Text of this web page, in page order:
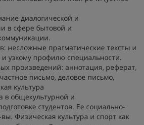
диалогической и
в сфере бытовой и
несложные прагматические тексты и
узкому профилю специальности.
произведений: аннотация, реферат,
письмо, деловое письмо,
культура
в общекультурной и
студентов. Ее социально-
Физическая культура и спорт как